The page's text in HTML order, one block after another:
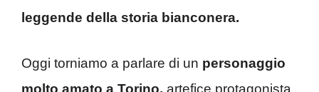
leggende della storia bianconera.
Oggi torniamo a parlare di un personaggio
molto amato a Torino, artefice protagonista